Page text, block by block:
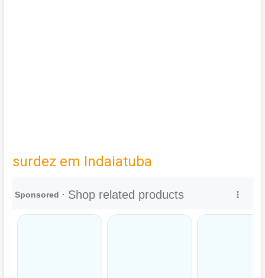
surdez em Indaiatuba